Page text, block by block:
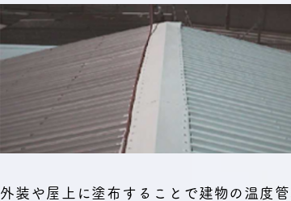
外装や屋上に塗布することで建物の温度